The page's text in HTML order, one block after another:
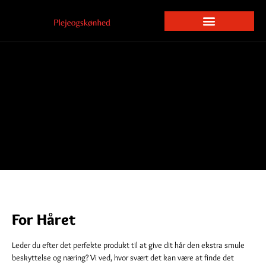
For Håret
Leder du efter det perfekte produkt til at give dit hår den ekstra smule
beskyttelse og næring? Vi ved, hvor svært det kan være at finde det